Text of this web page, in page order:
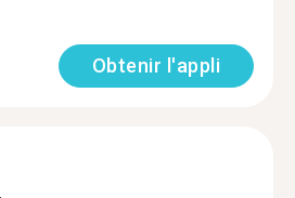
Obtenir l'appli